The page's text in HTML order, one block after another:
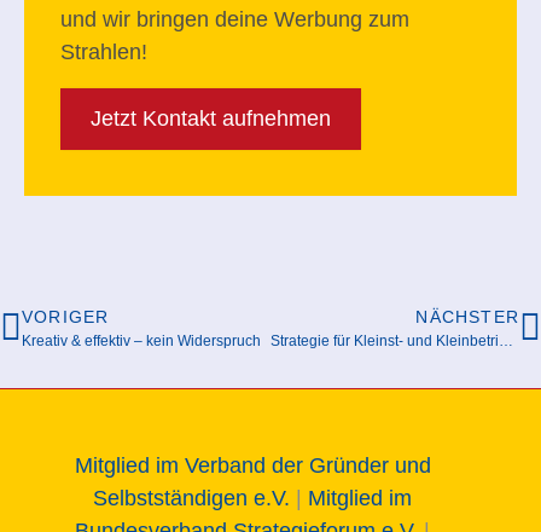
und wir bringen deine Werbung zum
Strahlen!
Jetzt Kontakt aufnehmen
VORIGER
Kreativ & effektiv – kein Widerspruch
NÄCHSTER
Strategie für Kleinst- und Kleinbetriebe ist möglich
Mitglied im Verband der Gründer und
Selbstständigen e.V.
Mitglied im